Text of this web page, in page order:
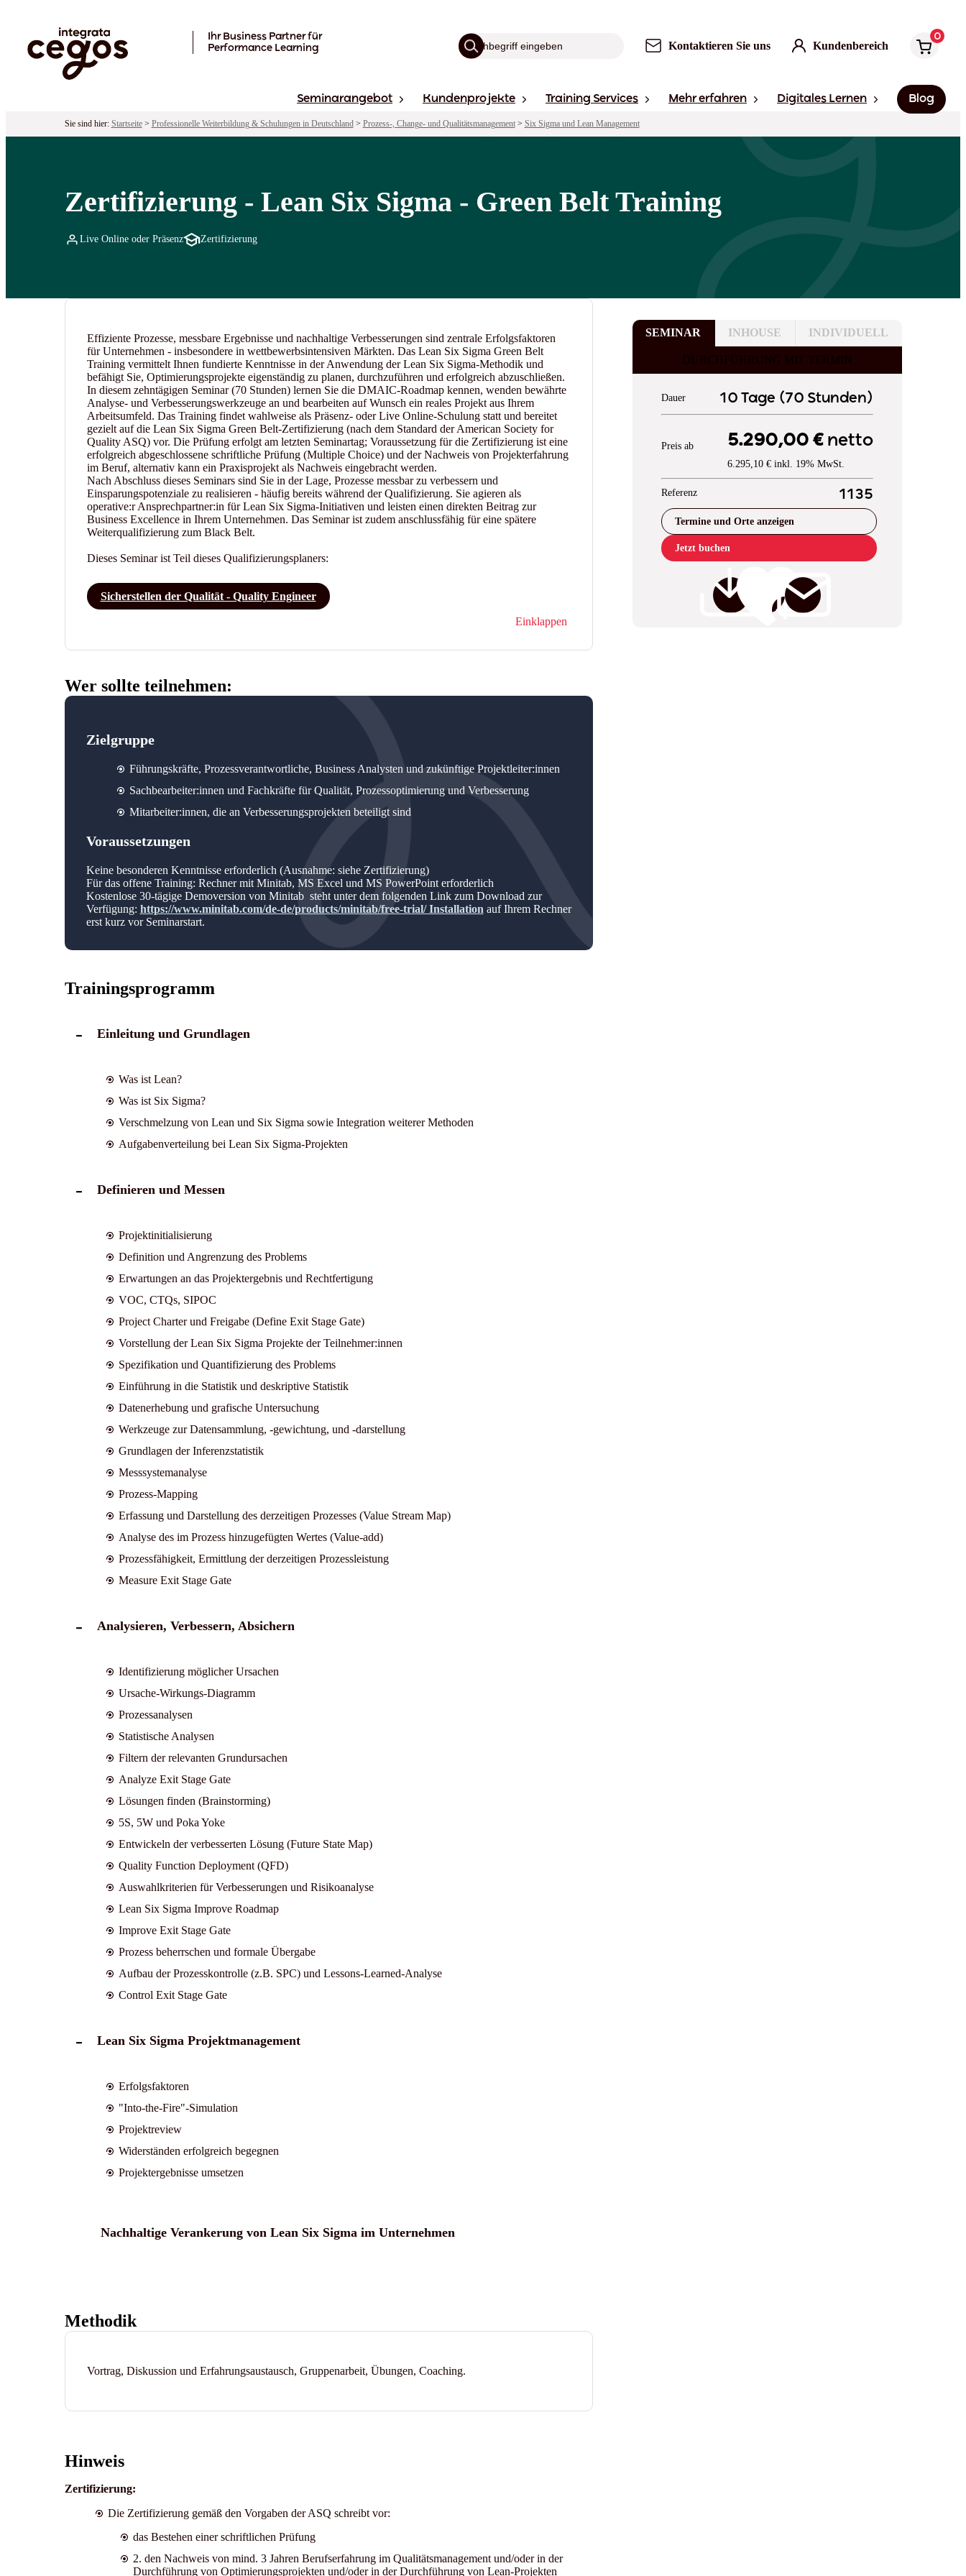
Ihr Business Partner für
Performance Learning
Kontaktieren Sie uns Kundenbereich
0
Seminarangebot Kundenprojekte Training Services Mehr erfahren Digitales Lernen Blog
Sie sind hier: Startseite> Professionelle Weiterbildung & Schulungen in Deutschland> Prozess-, Change- und Qualitätsmanagement> Six Sigma und Lean Management
Zertifizierung - Lean Six Sigma - Green Belt Training
Live Online oder Präsenz Zertifizierung
SEMINAR INHOUSE INDIVIDUELL
DURCHFÜHRUNG MIT TERMIN
Dauer 10 Tage (70 Stunden)
Preis ab 5.290,00 €netto
6.295,10 € inkl. 19% MwSt.
Referenz 1135
Termine und Orte anzeigen
Jetzt buchen
Effiziente Prozesse, messbare Ergebnisse und nachhaltige Verbesserungen sind zentrale Erfolgsfaktoren
für Unternehmen - insbesondere in wettbewerbsintensiven Märkten. Das Lean Six Sigma Green Belt
Training vermittelt Ihnen fundierte Kenntnisse in der Anwendung der Lean Six Sigma-Methodik und
befähigt Sie, Optimierungsprojekte eigenständig zu planen, durchzuführen und erfolgreich abzuschließen.
In diesem zehntägigen Seminar (70 Stunden) lernen Sie die DMAIC-Roadmap kennen, wenden bewährte
Analyse- und Verbesserungswerkzeuge an und bearbeiten auf Wunsch ein reales Projekt aus Ihrem
Arbeitsumfeld. Das Training findet wahlweise als Präsenz- oder Live Online-Schulung statt und bereitet
gezielt auf die Lean Six Sigma Green Belt-Zertifizierung (nach dem Standard der American Society for
Quality ASQ) vor. Die Prüfung erfolgt am letzten Seminartag; Voraussetzung für die Zertifizierung ist eine
erfolgreich abgeschlossene schriftliche Prüfung (Multiple Choice) und der Nachweis von Projekterfahrung
im Beruf, alternativ kann ein Praxisprojekt als Nachweis eingebracht werden.
Nach Abschluss dieses Seminars sind Sie in der Lage, Prozesse messbar zu verbessern und
Einsparungspotenziale zu realisieren - häufig bereits während der Qualifizierung. Sie agieren als
operative:r Ansprechpartner:in für Lean Six Sigma-Initiativen und leisten einen direkten Beitrag zur
Business Excellence in Ihrem Unternehmen. Das Seminar ist zudem anschlussfähig für eine spätere
Weiterqualifizierung zum Black Belt.
Dieses Seminar ist Teil dieses Qualifizierungsplaners:
Sicherstellen der Qualität - Quality Engineer
Einklappen
Wer sollte teilnehmen:
Zielgruppe
Führungskräfte, Prozessverantwortliche, Business Analysten und zukünftige Projektleiter:innen
Sachbearbeiter:innen und Fachkräfte für Qualität, Prozessoptimierung und Verbesserung
Mitarbeiter:innen, die an Verbesserungsprojekten beteiligt sind
Voraussetzungen
Keine besonderen Kenntnisse erforderlich (Ausnahme: siehe Zertifizierung)
Für das offene Training: Rechner mit Minitab, MS Excel und MS PowerPoint erforderlich
Kostenlose 30-tägige Demoversion von Minitab steht unter dem folgenden Link zum Download zur
Verfügung: https://www.minitab.com/de-de/products/minitab/free-trial/ Installation auf Ihrem Rechner
erst kurz vor Seminarstart.
Trainingsprogramm
Einleitung und Grundlagen
Was ist Lean?
Was ist Six Sigma?
Verschmelzung von Lean und Six Sigma sowie Integration weiterer Methoden
Aufgabenverteilung bei Lean Six Sigma-Projekten
Definieren und Messen
Projektinitialisierung
Definition und Angrenzung des Problems
Erwartungen an das Projektergebnis und Rechtfertigung
VOC, CTQs, SIPOC
Project Charter und Freigabe (Define Exit Stage Gate)
Vorstellung der Lean Six Sigma Projekte der Teilnehmer:innen
Spezifikation und Quantifizierung des Problems
Einführung in die Statistik und deskriptive Statistik
Datenerhebung und grafische Untersuchung
Werkzeuge zur Datensammlung, -gewichtung, und -darstellung
Grundlagen der Inferenzstatistik
Messsystemanalyse
Prozess-Mapping
Erfassung und Darstellung des derzeitigen Prozesses (Value Stream Map)
Analyse des im Prozess hinzugefügten Wertes (Value-add)
Prozessfähigkeit, Ermittlung der derzeitigen Prozessleistung
Measure Exit Stage Gate
Analysieren, Verbessern, Absichern
Identifizierung möglicher Ursachen
Ursache-Wirkungs-Diagramm
Prozessanalysen
Statistische Analysen
Filtern der relevanten Grundursachen
Analyze Exit Stage Gate
Lösungen finden (Brainstorming)
5S, 5W und Poka Yoke
Entwickeln der verbesserten Lösung (Future State Map)
Quality Function Deployment (QFD)
Auswahlkriterien für Verbesserungen und Risikoanalyse
Lean Six Sigma Improve Roadmap
Improve Exit Stage Gate
Prozess beherrschen und formale Übergabe
Aufbau der Prozesskontrolle (z.B. SPC) und Lessons-Learned-Analyse
Control Exit Stage Gate
Lean Six Sigma Projektmanagement
Erfolgsfaktoren
"Into-the-Fire"-Simulation
Projektreview
Widerständen erfolgreich begegnen
Projektergebnisse umsetzen
Nachhaltige Verankerung von Lean Six Sigma im Unternehmen
Methodik
Vortrag, Diskussion und Erfahrungsaustausch, Gruppenarbeit, Übungen, Coaching.
Hinweis
Zertifizierung:
Die Zertifizierung gemäß den Vorgaben der ASQ schreibt vor:
das Bestehen einer schriftlichen Prüfung
2. den Nachweis von mind. 3 Jahren Berufserfahrung im Qualitätsmanagement und/oder in der
Durchführung von Optimierungsprojekten und/oder in der Durchführung von Lean-Projekten